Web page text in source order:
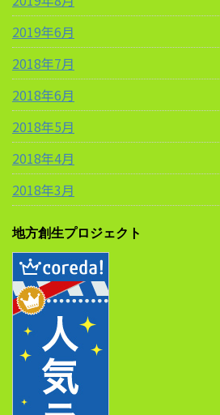
2019年6月
2018年7月
2018年6月
2018年5月
2018年4月
2018年3月
地方創生プロジェクト